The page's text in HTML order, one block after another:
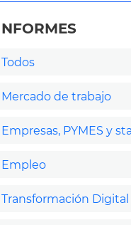
Todos
Mercado de trabajo
Empresas, PYMES y
Empleo
Transformación Digital